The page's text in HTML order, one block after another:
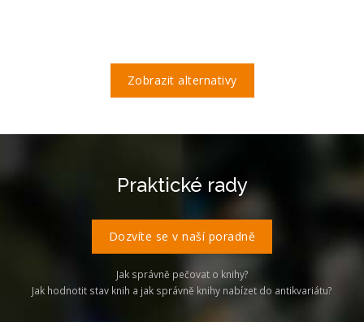
Zobrazit alternativy
Praktické rady
Dozvíte se v naší poradně
Jak správně pečovat o knihy?
Jak hodnotit stav knih a jak správně knihy nabízet do antikvariátu?